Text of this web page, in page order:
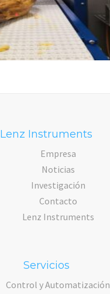
Lenz Instruments
Empresa
Noticias
Investigación
Contacto
Lenz Instruments
Servicios
Control y Automatización